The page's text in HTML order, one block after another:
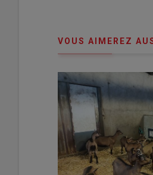
VOUS AIMEREZ